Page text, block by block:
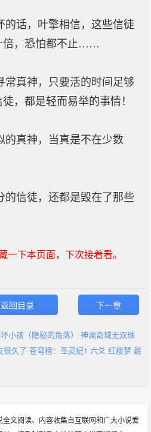
话，叶擎相信，这些信徒
倍，恐怕都不止……
真神，只要活的时间足够
，都是轻而易举的事情！
真神，当真是不在少数
信徒，还都是毁在了那些
一下本页面，下次接着看。
返回目录 下一章
坏小孩（隐秘的角落）
神澜奇域无双珠
很久了 苍穹榜：圣灵纪1 六爻 红楼梦 最
文阅读、内容收集自互联网和广大小说爱